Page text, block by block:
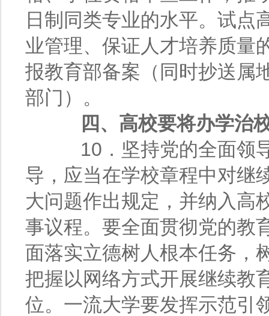
日制同类专业的水平。试点
业管理、保证人才培养质量
报教育部备案（同时抄送属
部门）。
四、高校要将办学治
10．坚持党的全面领导
导，应当在学校章程中对继
大问题作出规定，并纳入高
事议程。要全面贯彻党的教
面落实立德树人根本任务，
把握以网络方式开展继续教
位。一流大学要发挥示范引